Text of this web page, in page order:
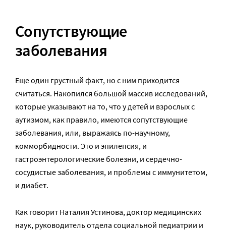
Сопутствующие
заболевания
Еще один грустный факт, но с ним приходится
считаться. Накопился большой массив исследований,
которые указывают на то, что у детей и взрослых с
аутизмом, как правило, имеются сопутствующие
заболевания, или, выражаясь по-научному,
комморбидности. Это и эпилепсия, и
гастроэнтерологические болезни, и сердечно-
сосудистые заболевания, и проблемы с иммунитетом,
и диабет.
Как говорит Наталия Устинова, доктор медицинских
наук, руководитель отдела социальной педиатрии и